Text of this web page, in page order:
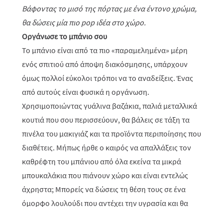
Βάφοντας το μισό της πόρτας με ένα έντονο χρώμα,
θα δώσεις μία πιο pop ιδέα στο χώρο.
Οργάνωσε το μπάνιο σου
Το μπάνιο είναι από τα πιο «παραμελημένα» μέρη
ενός σπιτιού από άποψη διακόσμησης, υπάρχουν
όμως πολλοί εύκολοι τρόποι να το αναδείξεις. Ένας
από αυτούς είναι φυσικά η οργάνωση.
Χρησιμοποιώντας γυάλινα βαζάκια, παλιά μεταλλικά
κουτιά που σου περισσεύουν, θα βάλεις σε τάξη τα
πινέλα του μακιγιάζ και τα προϊόντα περιποίησης που
διαθέτεις. Μήπως ήρθε ο καιρός να απαλλάξεις τον
καθρέφτη του μπάνιου από όλα εκείνα τα μικρά
μπουκαλάκια που πιάνουν χώρο και είναι εντελώς
άχρηστα; Μπορείς να δώσεις τη θέση τους σε ένα
όμορφο λουλούδι που αντέχει την υγρασία και θα